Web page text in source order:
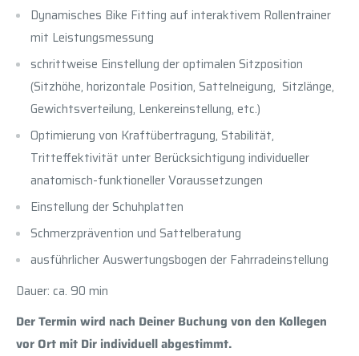
Dynamisches Bike Fitting auf interaktivem Rollentrainer
mit Leistungsmessung
schrittweise Einstellung der optimalen Sitzposition
(Sitzhöhe, horizontale Position, Sattelneigung, Sitzlänge,
Gewichtsverteilung, Lenkereinstellung, etc.)
Optimierung von Kraftübertragung, Stabilität,
Tritteffektivität unter Berücksichtigung individueller
anatomisch-funktioneller Voraussetzungen
Einstellung der Schuhplatten
Schmerzprävention und Sattelberatung
ausführlicher Auswertungsbogen der Fahrradeinstellung
Dauer: ca. 90 min
Der Termin wird nach Deiner Buchung von den Kollegen
vor Ort mit Dir individuell abgestimmt.